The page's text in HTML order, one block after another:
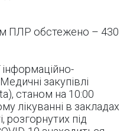
ПЛР обстежено – 430
інформаційно-
закупівлі
станом на 10:00
лікуванні в закладах
розгорнутих під